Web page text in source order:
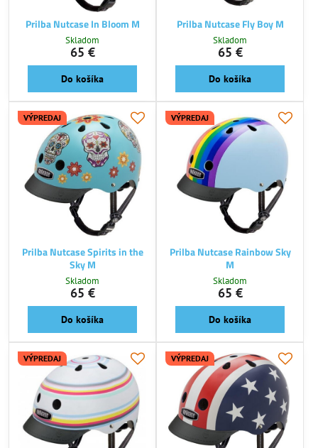
Prilba Nutcase In Bloom M
Skladom
65 €
Do košíka
Prilba Nutcase Fly Boy M
Skladom
65 €
Do košíka
VÝPREDAJ
Prilba Nutcase Spirits in the
Sky M
Skladom
65 €
Do košíka
VÝPREDAJ
Prilba Nutcase Rainbow Sky
M
Skladom
65 €
Do košíka
VÝPREDAJ VÝPREDAJ